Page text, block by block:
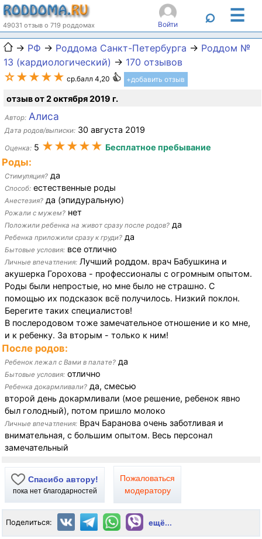
49031 отзыв о 719 роддомах Войти ⌕ ☰
→ РФ → Роддома Санкт-Петербурга → Роддом №
13 (кардиологический) → 170 отзывов
☆★★★★ ср.балл 4,20 +добавить отзыв
отзыв от 2 октября 2019 г.
Автор: Алиса
Дата родов/выписки: 30 августа 2019
Оценка: 5 ★★★★★ Бесплатное пребывание
Роды:
Стимуляция? да
Способ: естественные роды
Анестезия? да (эпидуральную)
Рожали с мужем? нет
Положили ребенка на живот сразу после родов? да
Ребенка приложили сразу к груди? да
Бытовые условия: все отлично
Личные впечатления: Лучший роддом. врач Бабушкина и
акушерка Горохова - профессионалы с огромным опытом.
Роды были непростые, но мне было не страшно. С
помощью их подсказок всё получилось. Низкий поклон.
Берегите таких специалистов!
В послеродовом тоже замечательное отношение и ко мне,
и к ребенку. За вторым - только к ним!
После родов:
Ребенок лежал с Вами в палате? да
Бытовые условия: отлично
Ребенка докармливали? да, смесью
второй день докармливали (мое решение, ребенок явно
был голодный), потом пришло молоко
Личные впечатления: Врач Баранова очень заботливая и
внимательная, с большим опытом. Весь персонал
замечательный
Спасибо автору!
пока нет благодарностей
Пожаловаться
модератору
Поделиться: ещё...